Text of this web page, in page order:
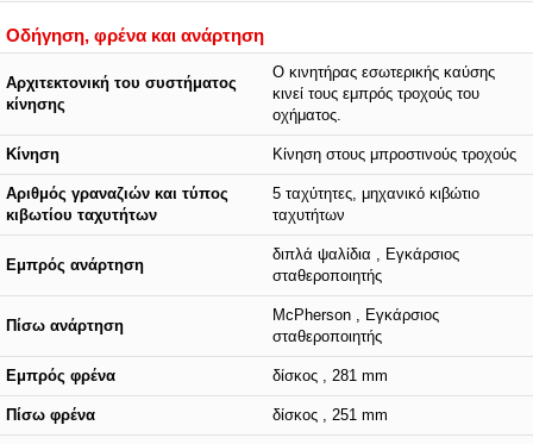
Οδήγηση, φρένα και ανάρτηση
Αρχιτεκτονική του συστήματος
κίνησης
Ο κινητήρας εσωτερικής καύσης
κινεί τους εμπρός τροχούς του
οχήματος.
Κίνηση Κίνηση στους μπροστινούς τροχούς
Αριθμός γραναζιών και τύπος
κιβωτίου ταχυτήτων
5 ταχύτητες, μηχανικό κιβώτιο
ταχυτήτων
Εμπρός ανάρτηση
διπλά ψαλίδια , Εγκάρσιος
σταθεροποιητής
Πίσω ανάρτηση
McPherson , Εγκάρσιος
σταθεροποιητής
Εμπρός φρένα δίσκος , 281 mm
Πίσω φρένα δίσκος , 251 mm